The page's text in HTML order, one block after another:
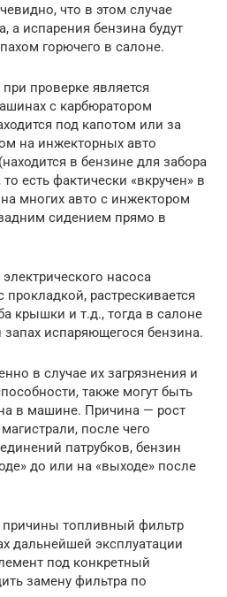
что в этом случае
а испарения бензина будут
горючего в салоне.
проверке является
с карбюратором
под капотом или за
на инжекторных авто
в бензине для забора
есть фактически «вкручен» в
многих авто с инжектором
сидением прямо в
насоса
растрескивается
крышки и т.д., тогда в салоне
испаряющегося бензина.
в случае их загрязнения и
также могут быть
в машине. Причина — рост
после чего
патрубков, бензин
до или на «выходе» после
причины топливный фильтр
дальнейшей эксплуатации
под конкретный
замену фильтра по